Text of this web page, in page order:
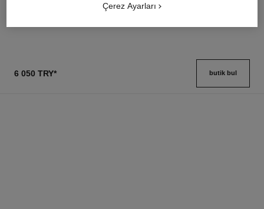
Detayları görüntüle
6 050 TRY* butik bul
Çerez Ayarları